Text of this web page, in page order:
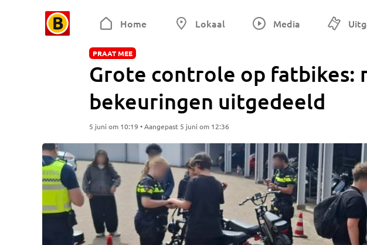
Home Lokaal Media
PRAAT MEE
Grote controle op fatbikes:
bekeuringen uitgedeeld
5 juni om 10:19 • Aangepast 5 juni om 12:36